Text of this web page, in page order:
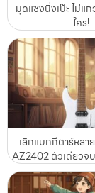
มุดแซงนิ่งเป๊ะ ไม่แ
ใคร!
เลิกแบกกีตาร์หล
AZ2402 ตัวเดียวจ